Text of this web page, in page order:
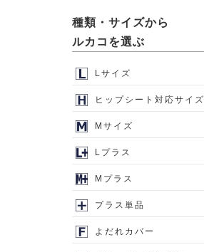
種類・サイズから
ルカコを選ぶ
Lサイズ
ヒップシート対応サイズ
Mサイズ
Lプラス
Mプラス
プラス単品
よだれカバー